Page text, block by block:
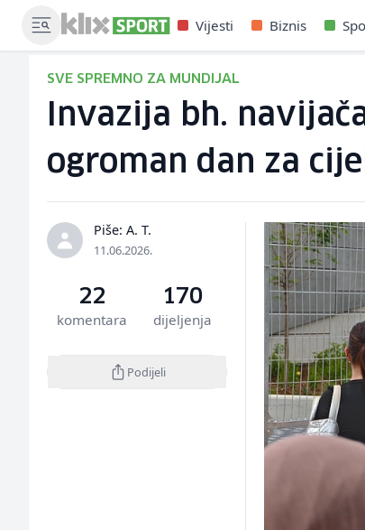
Vijesti Biznis
SVE SPREMNO ZA MUNDIJAL
Invazija bh.
ogroman dan za
Piše: A. T.
11.06.2026.
22
komentara
170
dijeljenja
Podijeli